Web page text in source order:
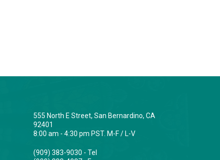
555 North E Street, San Bernardino, CA
92401
8:00 am - 4:30 pm PST. M-F / L-V
(909) 383-9030 - Tel